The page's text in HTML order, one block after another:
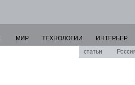
МИР ТЕХНОЛОГИИ
ИНТЕРЬЕР
статьи